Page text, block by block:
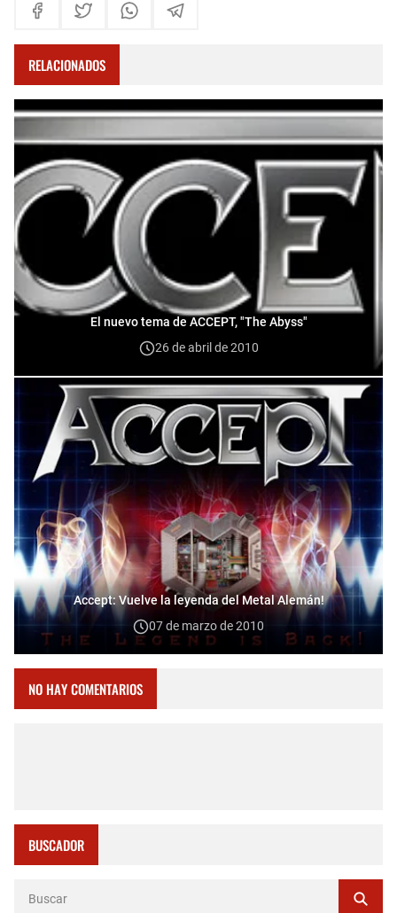
RELACIONADOS
El nuevo tema de ACCEPT, "The Abyss"
26 de abril de 2010
Accept: Vuelve la leyenda del Metal Alemán!
07 de marzo de 2010
NO HAY COMENTARIOS
BUSCADOR